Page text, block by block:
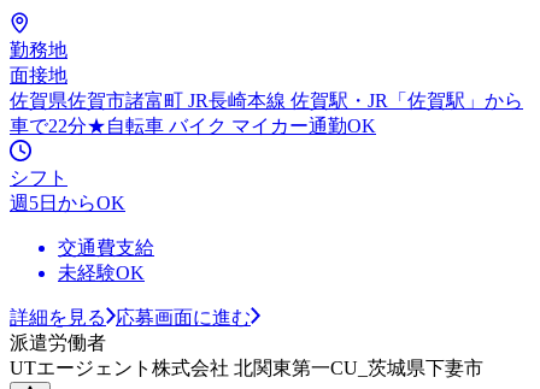
勤務地
面接地
佐賀県佐賀市諸富町 JR長崎本線 佐賀駅・JR「佐賀駅」から
車で22分★自転車 バイク マイカー通勤OK
シフト
週5日からOK
交通費支給
未経験OK
詳細を見る
応募画面に進む
派遣労働者
UTエージェント株式会社 北関東第一CU_茨城県下妻市